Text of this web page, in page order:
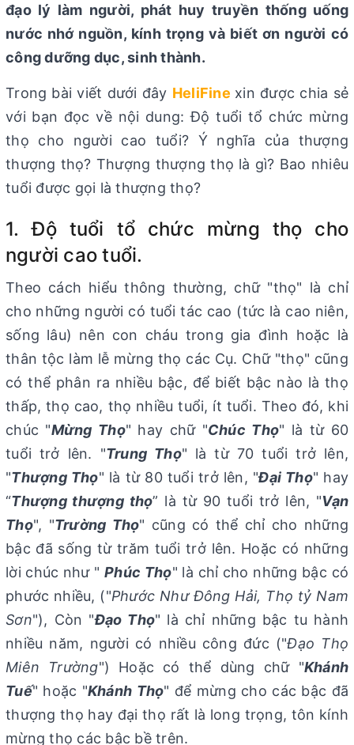
đạo lý làm người, phát huy truyền thống uống
nước nhớ nguồn, kính trọng và biết ơn người có
công dưỡng dục, sinh thành.
Trong bài viết dưới đây HeliFine xin được chia sẻ
với bạn đọc về nội dung: Độ tuổi tổ chức mừng
thọ cho người cao tuổi? Ý nghĩa của thượng
thượng thọ? Thượng thượng thọ là gì? Bao nhiêu
tuổi được gọi là thượng thọ?
1. Độ tuổi tổ chức mừng thọ cho
người cao tuổi.
Theo cách hiểu thông thường, chữ "thọ" là chỉ
cho những người có tuổi tác cao (tức là cao niên,
sống lâu) nên con cháu trong gia đình hoặc là
thân tộc làm lễ mừng thọ các Cụ. Chữ "thọ" cũng
có thể phân ra nhiều bậc, để biết bậc nào là thọ
thấp, thọ cao, thọ nhiều tuổi, ít tuổi. Theo đó, khi
chúc "Mừng Thọ" hay chữ "Chúc Thọ" là từ 60
tuổi trở lên. "Trung Thọ" là từ 70 tuổi trở lên,
"Thượng Thọ" là từ 80 tuổi trở lên, "Đại Thọ" hay
“Thượng thượng thọ” là từ 90 tuổi trở lên, "Vạn
Thọ", "Trường Thọ" cũng có thể chỉ cho những
bậc đã sống từ trăm tuổi trở lên. Hoặc có những
lời chúc như "Phúc Thọ" là chỉ cho những bậc có
phước nhiều, ("Phước Như Đông Hải, Thọ tỷ Nam
Sơn"), Còn "Đạo Thọ" là chỉ những bậc tu hành
nhiều năm, người có nhiều công đức ("Đạo Thọ
Miên Trường") Hoặc có thể dùng chữ "Khánh
Tuế" hoặc "Khánh Thọ" để mừng cho các bậc đã
thượng thọ hay đại thọ rất là long trọng, tôn kính
mừng thọ các bậc bề trên.